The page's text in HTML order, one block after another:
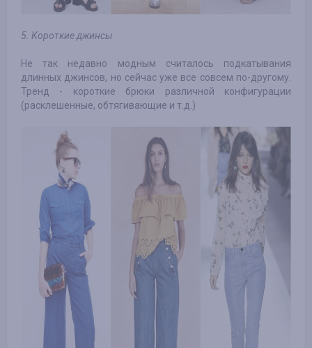
5. Короткие джинсы
Не так недавно модным считалось подкатывания
длинных джинсов, но сейчас уже все совсем по-другому.
Тренд - короткие брюки различной конфигурации
(расклешенные, обтягивающие и т.д.)